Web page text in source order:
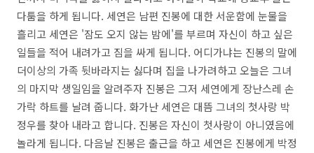
다툼을 하게 됩니다. 세연은 남편 진봉에 대한 서운함에 눈물을
흘리고 세연은 '잠도 오지 않는 밤에'를 부르며 자신이 하고 싶은
일들을 적어 내려가고 짐을 싸게 됩니다. 어디가냐는 진봉의 말에
더이상의 가족 뒷바라지는 싫다며 집을 나가려하고 오늘은 그녀
의 마지막 생일임을 알려주자 진봉은 그저 세연에게 장난스레 손
가락 하트를 날려 줍니다. 화가난 세연은 대뜸 그녀의 첫사랑 박
정우를 찾아 내라고 합니다. 진봉은 자신이 첫사랑이 아니였음에
놀라게 됩니다. 다음날 진봉은 출근을 하고 세연은 진봉에게 박정